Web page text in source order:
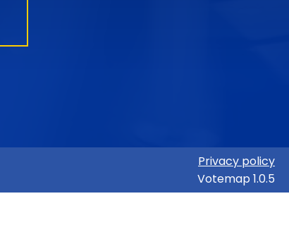
Privacy policy
Votemap 1.0.5